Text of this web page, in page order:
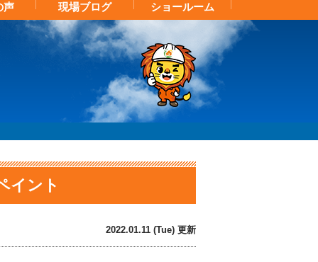
声 現場ブログ ショールーム
イント
2022.01.11 (Tue) 更新